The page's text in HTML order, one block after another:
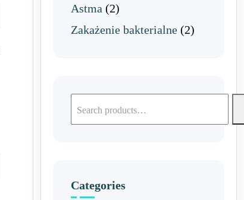
Astma (2)
Zakażenie bakterialne (2)
Categories